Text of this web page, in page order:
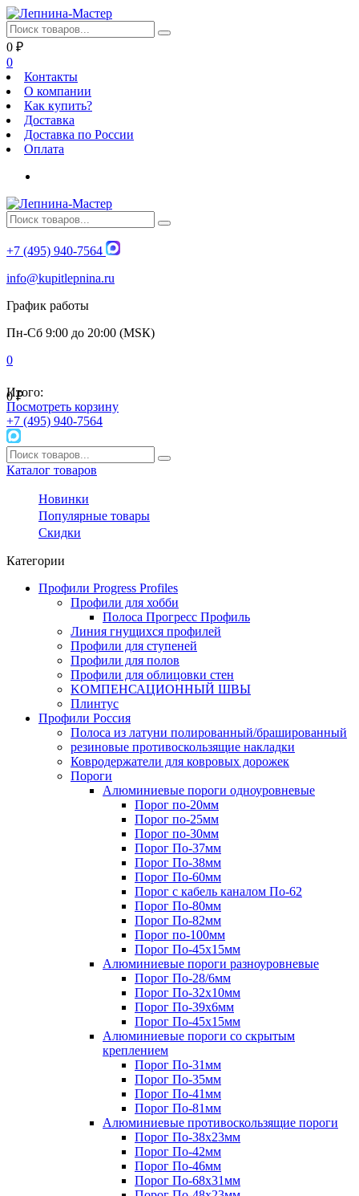
0 ₽
0
Контакты
О компании
Как купить?
Доставка
Доставка по России
Оплата
+7 (495) 940-7564
info@kupitlepnina.ru
График работы
Пн-Сб 9:00 до 20:00 (МSК)
0
0₽
Итого:
Посмотреть корзину
+7 (495) 940-7564
Каталог товаров
Новинки
Популярные товары
Скидки
Категории
Профили Progress Profiles
Профили для хобби
Полоса Прогресс Профиль
Линия гнущихся профилей
Профили для ступеней
Профили для полов
Профили для облицовки стен
KОМПЕНСАЦИОННЫЙ ШВЫ
Плинтус
Профили Россия
Полоса из латуни полированный/брашированный
резиновые противоскользящие накладки
Ковродержатели для ковровых дорожек
Пороги
Алюминиевые пороги одноуровневые
Порог по-20мм
Порог по-25мм
Порог по-30мм
Порог По-37мм
Порог По-38мм
Порог По-60мм
Порог с кабель каналом По-62
Порог По-80мм
Порог По-82мм
Порог по-100мм
Порог По-45х15мм
Алюминиевые пороги разноуровневые
Порог По-28/6мм
Порог По-32х10мм
Порог По-39х6мм
Порог По-45х15мм
Алюминиевые пороги со скрытым
креплением
Порог По-31мм
Порог По-35мм
Порог По-41мм
Порог По-81мм
Алюминиевые противоскользящие пороги
Порог По-38х23мм
Порог По-42мм
Порог По-46мм
Порог По-68х31мм